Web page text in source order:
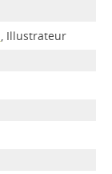
, Illustrateur